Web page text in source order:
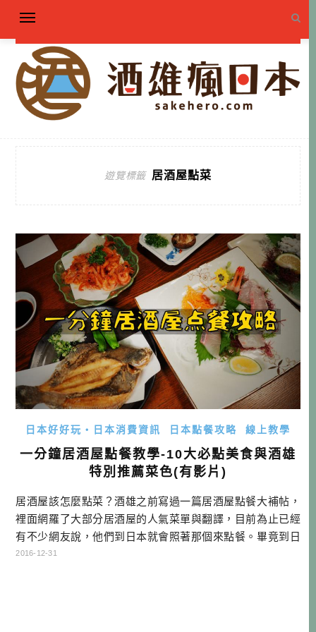
遊覽標籤 居酒屋點菜
日本好好玩・日本消費資訊 日本點餐攻略 線上教學
一分鐘居酒屋點餐教學-10大必點美食與酒雄
特別推薦菜色(有影片)
居酒屋該怎麼點菜？酒雄之前寫過一篇居酒屋點餐大補帖，
裡面網羅了大部分居酒屋的人氣菜單與翻譯，目前為止已經
有不少網友說，他們到日本就會照著那個來點餐。畢竟到日
本旅行，沒到居酒屋吃一下，就沒有到日本玩的感覺！能幫
2016-12-31